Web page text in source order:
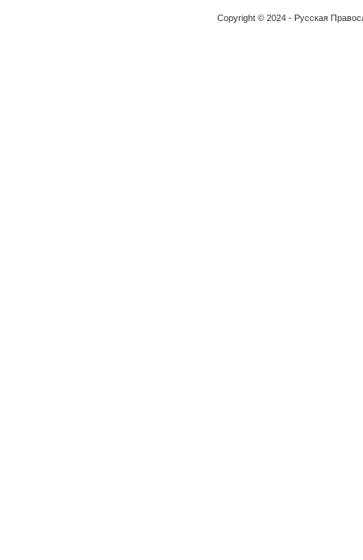
Copyright © 2024 - Русская